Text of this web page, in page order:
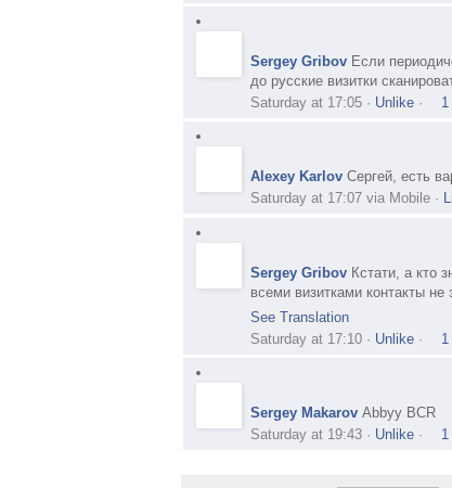
Sergey Gribov Если
до русские визитки
Saturday at 17:05 · Unlike · 1
Alexey Karlov Сергей, есть
Saturday at 17:07 via Mobile ·
Sergey Gribov Кстати, а кто
всеми визитками контакты не
See Translation
Saturday at 17:10 · Unlike · 1
Sergey Makarov Abbyy BCR
Saturday at 19:43 · Unlike · 1